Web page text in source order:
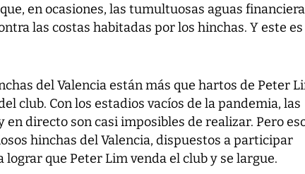
en ocasiones, las tumultuosas aguas
las costas habitadas por los hinchas. Y este es
del Valencia están más que hartos de Peter
club. Con los estadios vacíos de la pandemia, las
en directo son casi imposibles de realizar. Pero
hinchas del Valencia, dispuestos a participar
que Peter Lim venda el club y se largue.